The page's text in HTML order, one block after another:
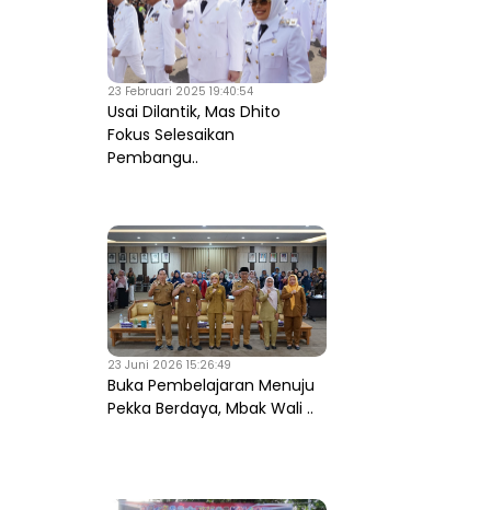
23 Februari 2025 19:40:54
Usai Dilantik, Mas Dhito
Fokus Selesaikan
Pembangu..
23 Juni 2026 15:26:49
Buka Pembelajaran Menuju
Pekka Berdaya, Mbak Wali ..